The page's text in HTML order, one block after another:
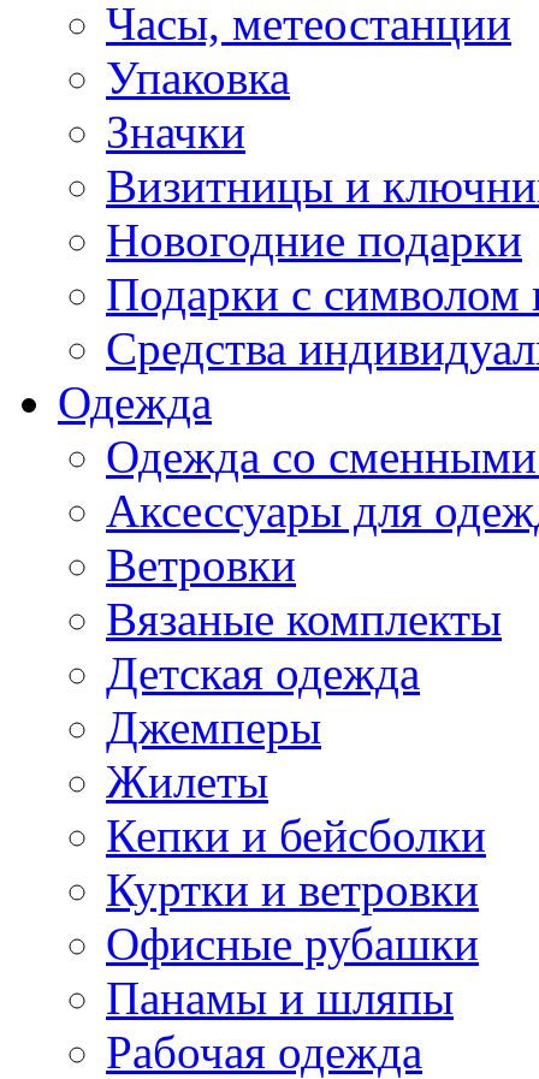
Часы, метеостанции
Упаковка
Значки
Визитницы и
Новогодние подарки
Подарки с символом
Средства
Одежда
Одежда со сменными
Аксессуары для
Ветровки
Вязаные комплекты
Детская одежда
Джемперы
Жилеты
Кепки и бейсболки
Куртки и ветровки
Офисные рубашки
Панамы и шляпы
Рабочая одежда